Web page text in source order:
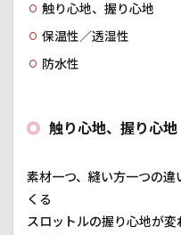
触り心地、握り心地
保温性／透湿性
防水性
触り心地、握り心地
素材一つ、縫い方一つの
くる
スロットルの握り心地が